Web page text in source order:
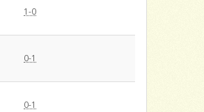
1-0
0-1
0-1